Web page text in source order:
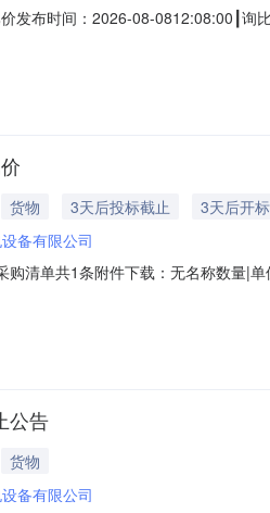
发布时间：2026-08-0812:08:00┃
8860619监督举报邮箱：
货物 3天后投标截止
3天后开标
备有限公司
清单共1条附件下载：无名称数量|
：唐山冀东机电设备有限公司报名
公告
货物
备有限公司